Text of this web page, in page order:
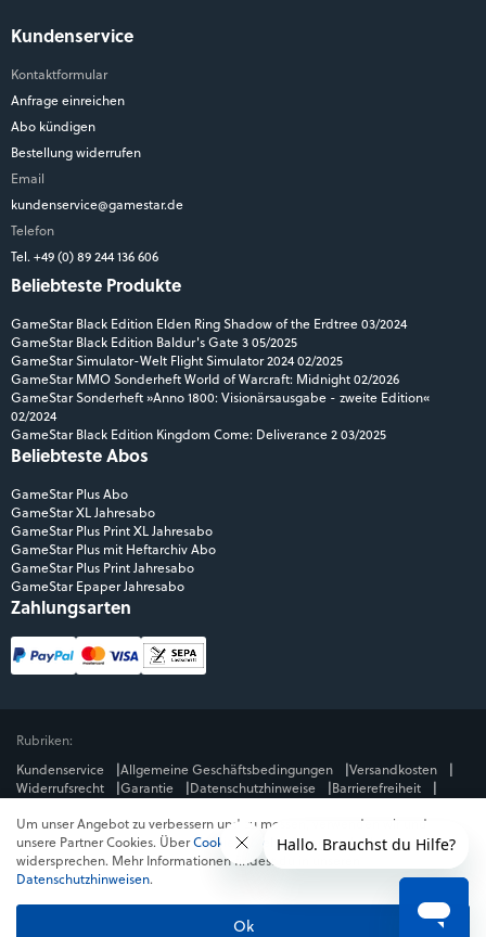
Kundenservice
Kontaktformular
Anfrage einreichen
Abo kündigen
Bestellung widerrufen
Email
kundenservice@gamestar.de
Telefon
Tel. +49 (0) 89 244 136 606
Beliebteste Produkte
GameStar Black Edition Elden Ring Shadow of the Erdtree 03/2024
GameStar Black Edition Baldur's Gate 3 05/2025
GameStar Simulator-Welt Flight Simulator 2024 02/2025
GameStar MMO Sonderheft World of Warcraft: Midnight 02/2026
GameStar Sonderheft »Anno 1800: Visionärsausgabe - zweite Edition«
02/2024
GameStar Black Edition Kingdom Come: Deliverance 2 03/2025
Beliebteste Abos
GameStar Plus Abo
GameStar XL Jahresabo
GameStar Plus Print XL Jahresabo
GameStar Plus mit Heftarchiv Abo
GameStar Plus Print Jahresabo
GameStar Epaper Jahresabo
Zahlungsarten
Rubriken:
Kundenservice
Allgemeine Geschäftsbedingungen
Versandkosten
Widerrufsrecht
Garantie Datenschutzhinweise
Barrierefreiheit
Mediengruppe:
GameStar
GamePro MeinMMO Get Hero
Jeuxvideo.com
© Webedia - alle Rechte vorbehalten
* Alle Preise enthalten die jeweilige Mehrwertsteuer. Gegebenenfalls fallen
an. Preise in Österreich und der Schweiz können abweichen.
Um unser Angebot zu verbessern und zu messen, verwenden wir und
unsere Partner Cookies. ÜberCookies ablehnenkannst du dem
widersprechen. Mehr Informationen findest du in unseren
Datenschutzhinweisen.
Ok